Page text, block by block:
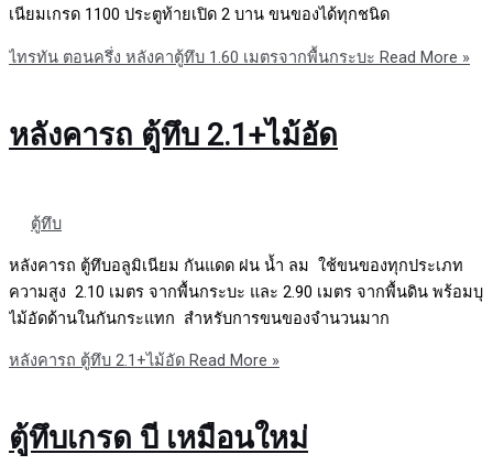
เนียมเกรด 1100 ประตูท้ายเปิด 2 บาน ขนของได้ทุกชนิด
ไทรทัน ตอนครึ่ง หลังคาตู้ทึบ 1.60 เมตรจากพื้นกระบะ Read More »
หลังคารถ ตู้ทึบ 2.1+ไม้อัด
ตู้ทึบ
หลังคารถ ตู้ทึบอลูมิเนียม กันแดด ฝน น้ำ ลม ใช้ขนของทุกประเภท
ความสูง 2.10 เมตร จากพื้นกระบะ และ 2.90 เมตร จากพื้นดิน พร้อมบุ
ไม้อัดด้านในกันกระแทก สำหรับการขนของจำนวนมาก
หลังคารถ ตู้ทึบ 2.1+ไม้อัด Read More »
ตู้ทึบเกรด บี เหมือนใหม่